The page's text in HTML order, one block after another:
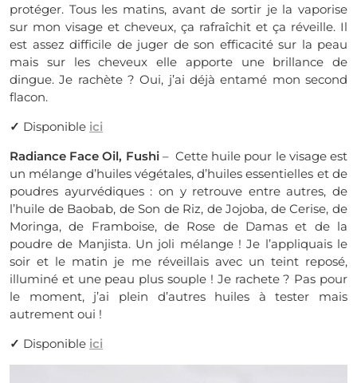
protéger. Tous les matins, avant de sortir je la vaporise
sur mon visage et cheveux, ça rafraîchit et ça réveille. Il
est assez difficile de juger de son efficacité sur la peau
mais sur les cheveux elle apporte une brillance de
dingue. Je rachète ? Oui, j’ai déjà entamé mon second
flacon.
✓ Disponible ici
Radiance Face Oil, Fushi– Cette huile pour le visage est
un mélange d’huiles végétales, d’huiles essentielles et de
poudres ayurvédiques : on y retrouve entre autres, de
l’huile de Baobab, de Son de Riz, de Jojoba, de Cerise, de
Moringa, de Framboise, de Rose de Damas et de la
poudre de Manjista. Un joli mélange ! Je l’appliquais le
soir et le matin je me réveillais avec un teint reposé,
illuminé et une peau plus souple ! Je rachete ? Pas pour
le moment, j’ai plein d’autres huiles à tester mais
autrement oui !
✓ Disponible ici